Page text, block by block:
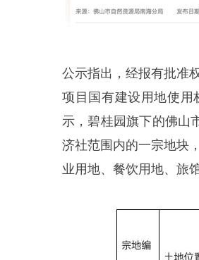
公示指出，经报有批准
项目国有建设用地使用
示，碧桂园旗下的佛山
济社范围内的一宗地块
业用地、餐饮用地、旅